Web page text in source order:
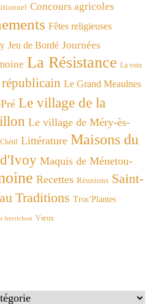
Concours agricoles
Fêtes religieuses
Jeu de Bordé Journées
La Résistance La voix
Le Grand Meaulnes
Le village de la
Le village de Méry-ès-
Littérature Maisons du
Maquis de Ménetou-
Recettes Réunions Saint-
Traditions Troc'Plantes
berrichon Vœux